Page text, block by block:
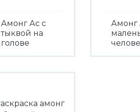
Амонг Ас с
тыквой на
голове
Амонг